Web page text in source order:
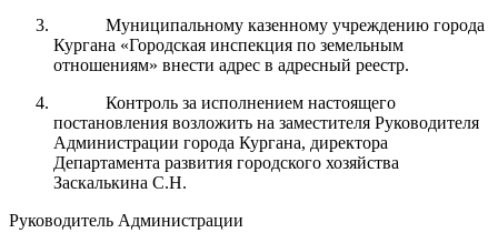
Муниципальному казенному учреждению города
Кургана «Городская инспекция по земельным
отношениям» внести адрес в адресный реестр.
Контроль за исполнением настоящего
постановления возложить на заместителя Руководителя
Администрации города Кургана, директора
Департамента развития городского хозяйства
Заскалькина С.Н.
Руководитель Администрации